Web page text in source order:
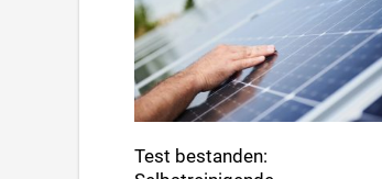
Test bestanden: